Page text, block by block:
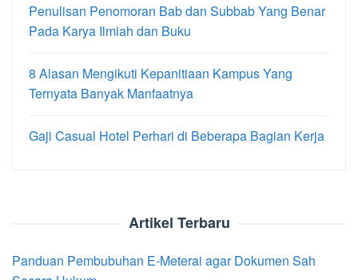
Penulisan Penomoran Bab dan Subbab Yang Benar
Pada Karya Ilmiah dan Buku
8 Alasan Mengikuti Kepanitiaan Kampus Yang
Ternyata Banyak Manfaatnya
Gaji Casual Hotel Perhari di Beberapa Bagian Kerja
Artikel Terbaru
Panduan Pembubuhan E-Meterai agar Dokumen Sah